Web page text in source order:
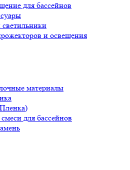
для бассейнов
и освещения
материалы
для бассейнов